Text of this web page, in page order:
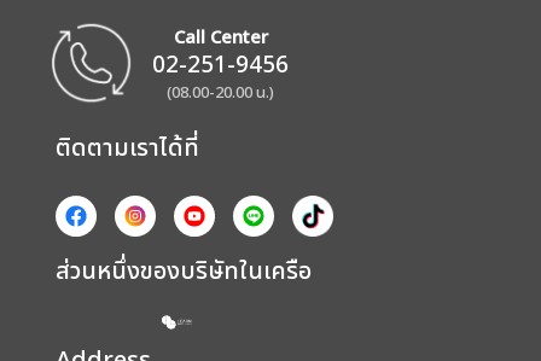
Call Center
02-251-9456
(08.00-20.00 น.)
ติดตามเราได้ที่
ส่วนหนึ่งของบริษัทในเครือ